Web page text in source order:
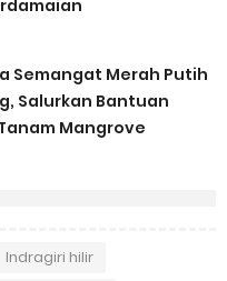
Semangat Merah Putih
Salurkan Bantuan
Mangrove
Indragiri hilir